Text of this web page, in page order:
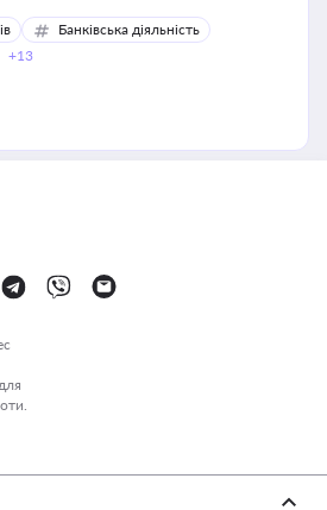
Банківська діяльність
+13